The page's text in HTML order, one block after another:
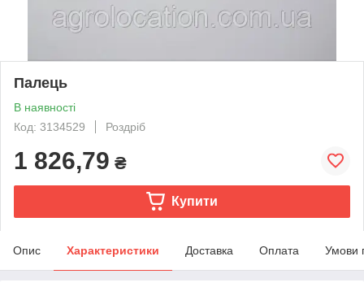
Палець
В наявності
Код: 3134529
Роздріб
1 826,79 ₴
Купити
Опис Характеристики Доставка Оплата Умови